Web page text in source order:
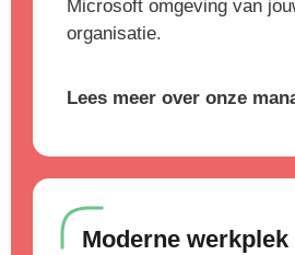
Microsoft omgeving van
organisatie.
Lees meer over onze
Moderne werkplek